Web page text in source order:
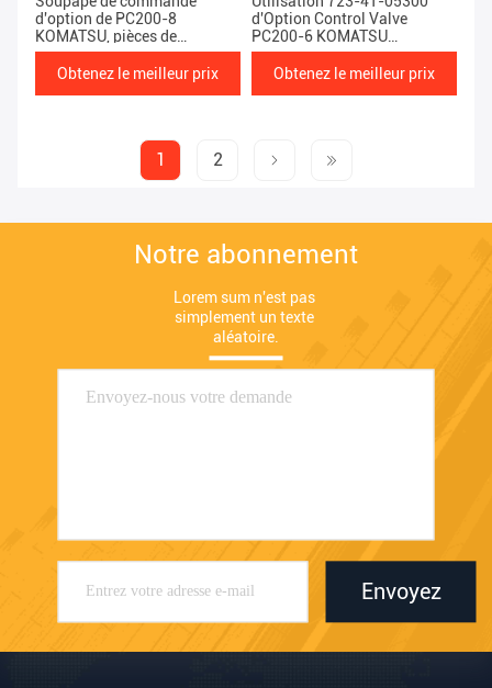
d'option de PC200-8
KOMATSU, pièces de
rechange de terrassement
lourdes des machines 2KG
Obtenez le meilleur prix
d'Option Control Valve
PC200-6 KOMATSU
d'excavatrice
Obtenez le meilleur prix
1 2
Notre abonnement
Lorem sum n'est pas
simplement un texte
aléatoire.
Envoyez